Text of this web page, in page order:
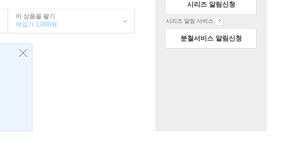
이 상품을 팔기
매입가 1,000원
시리즈 알림신청
시리즈 알림 서비스
분철서비스 알림신청